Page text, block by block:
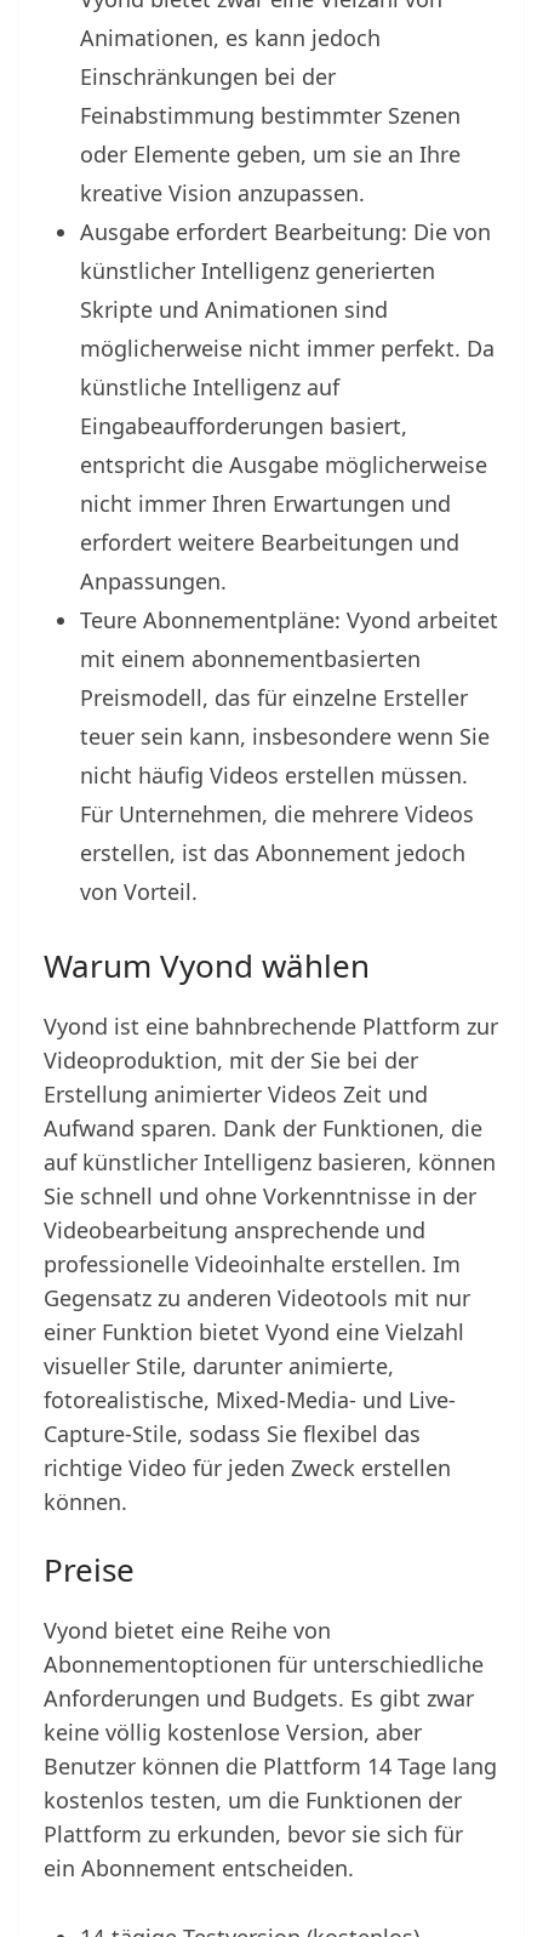
Animationen, es kann jedoch
Einschränkungen bei der
Feinabstimmung bestimmter Szenen
oder Elemente geben, um sie an Ihre
kreative Vision anzupassen.
Ausgabe erfordert Bearbeitung: Die von
künstlicher Intelligenz generierten
Skripte und Animationen sind
möglicherweise nicht immer perfekt. Da
künstliche Intelligenz auf
Eingabeaufforderungen basiert,
entspricht die Ausgabe möglicherweise
nicht immer Ihren Erwartungen und
erfordert weitere Bearbeitungen und
Anpassungen.
Teure Abonnementpläne: Vyond arbeitet
mit einem abonnementbasierten
Preismodell, das für einzelne Ersteller
teuer sein kann, insbesondere wenn Sie
nicht häufig Videos erstellen müssen.
Für Unternehmen, die mehrere Videos
erstellen, ist das Abonnement jedoch
von Vorteil.
Warum Vyond wählen
Vyond ist eine bahnbrechende Plattform zur
Videoproduktion, mit der Sie bei der
Erstellung animierter Videos Zeit und
Aufwand sparen. Dank der Funktionen, die
auf künstlicher Intelligenz basieren, können
Sie schnell und ohne Vorkenntnisse in der
Videobearbeitung ansprechende und
professionelle Videoinhalte erstellen. Im
Gegensatz zu anderen Videotools mit nur
einer Funktion bietet Vyond eine Vielzahl
visueller Stile, darunter animierte,
fotorealistische, Mixed-Media- und Live-
Capture-Stile, sodass Sie flexibel das
richtige Video für jeden Zweck erstellen
können.
Preise
Vyond bietet eine Reihe von
Abonnementoptionen für unterschiedliche
Anforderungen und Budgets. Es gibt zwar
keine völlig kostenlose Version, aber
Benutzer können die Plattform 14 Tage lang
kostenlos testen, um die Funktionen der
Plattform zu erkunden, bevor sie sich für
ein Abonnement entscheiden.